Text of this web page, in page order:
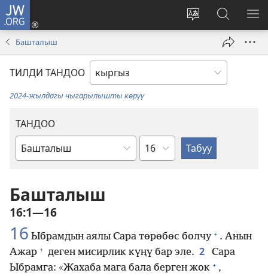
JW.ORG
Башка
тандоо
Кирүү
(жаңы
JW.ORG
сайтынан
издөө
Башталыш
ТИЛДИ ТАНДОО
2024-жылдагы чыгарылышты көрүү
ТАНДОО
Ыйык
китеп
Бөлүм
Башталыш
16:1—16
16 Ыбрамдын аялы Сара төрөбөс болчу + . Анын
Ажар + деген мисирлик күңү бар эле. 2
Сара
Ыбрамга: «Жахаба мага бала берген жок + ,